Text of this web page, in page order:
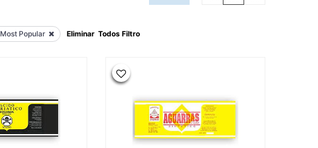
Most Popular Eliminar Todos Filtro